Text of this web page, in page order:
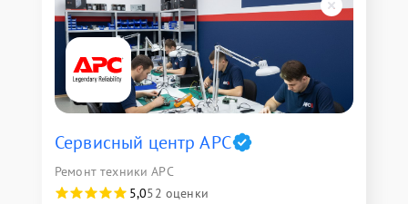
Сервисный центр APC
Ремонт техники APC
5,052 оценки